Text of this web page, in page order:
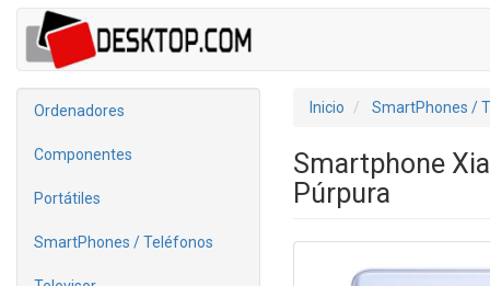
Ordenadores
Componentes
Portátiles
SmartPhones / Teléfonos
Inicio SmartPhones /
Smartphone
Púrpura